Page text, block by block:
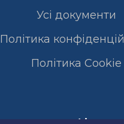
Усі документи
Політика
Полiтика Cookie